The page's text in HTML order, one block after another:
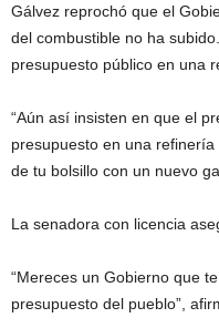
Gálvez reprochó que el
del combustible no ha
presupuesto público en una
“Aún así insisten en que el
presupuesto en una
de tu bolsillo con un nuevo
La senadora con licencia
“Mereces un Gobierno que
presupuesto del pueblo”,